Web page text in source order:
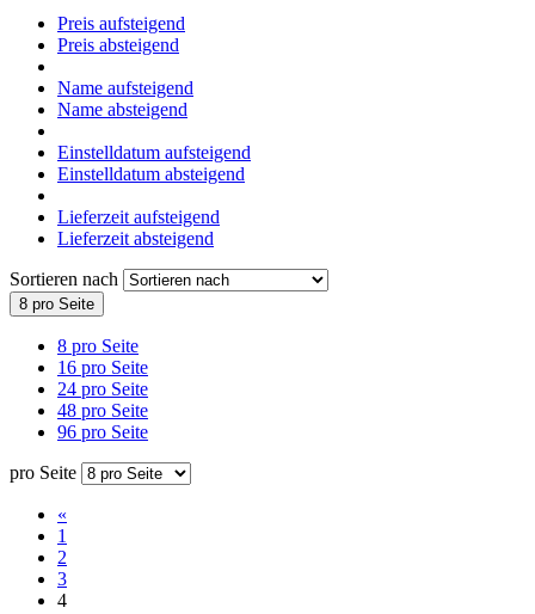
Preis aufsteigend
Preis absteigend
Name aufsteigend
Name absteigend
Einstelldatum aufsteigend
Einstelldatum absteigend
Lieferzeit aufsteigend
Lieferzeit absteigend
Sortieren nach
8 pro Seite
8 pro Seite
16 pro Seite
24 pro Seite
48 pro Seite
96 pro Seite
pro Seite
«
1
2
3
4